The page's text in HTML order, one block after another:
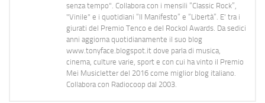
senza tempo". Collabora con i mensili “Classic Rock”,
"Vinile" e i quotidiani “Il Manifesto” e “Libertà”. E' tra i
giurati del Premio Tenco e del Rockol Awards. Da sedici
anni aggiorna quotidianamente il suo blog
www.tonyface.blogspot.it dove parla di musica,
cinema, culture varie, sport e con cui ha vinto il Premio
Mei Musicletter del 2016 come miglior blog italiano.
Collabora con Radiocoop dal 2003.